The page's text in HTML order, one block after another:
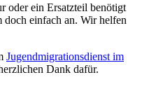
oder ein Ersatzteil benötigt
einfach an. Wir helfen
Jugendmigrationsdienst im
Dank dafür.